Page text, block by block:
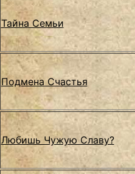
Тайна Семьи
Подмена Счастья
Любишь Чужую Славу?